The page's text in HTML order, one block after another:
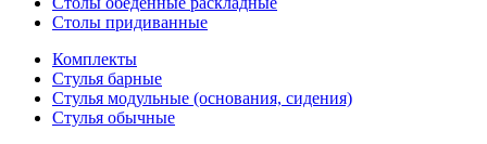
Столы придиванные
Комплекты
Стулья барные
Стулья модульные (основания, сидения)
Стулья обычные